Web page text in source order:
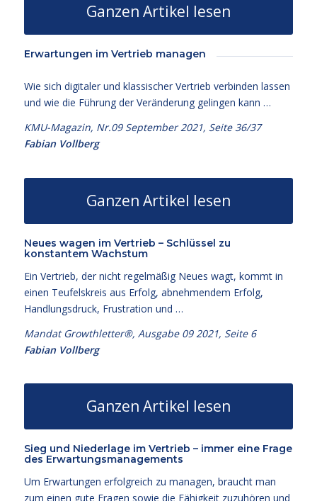
Ganzen Artikel lesen
Erwartungen im Vertrieb managen
Wie sich digitaler und klassischer Vertrieb verbinden lassen
und wie die Führung der Veränderung gelingen kann …
KMU-Magazin, Nr.09 September 2021, Seite 36/37
Fabian Vollberg
Ganzen Artikel lesen
Neues wagen im Vertrieb – Schlüssel zu
konstantem Wachstum
Ein Vertrieb, der nicht regelmäßig Neues wagt, kommt in
einen Teufelskreis aus Erfolg, abnehmendem Erfolg,
Handlungsdruck, Frustration und …
Mandat Growthletter®, Ausgabe 09 2021, Seite 6
Fabian Vollberg
Ganzen Artikel lesen
Sieg und Niederlage im Vertrieb – immer eine Frage
des Erwartungsmanagements
Um Erwartungen erfolgreich zu managen, braucht man
zum einen gute Fragen sowie die Fähigkeit zuzuhören und